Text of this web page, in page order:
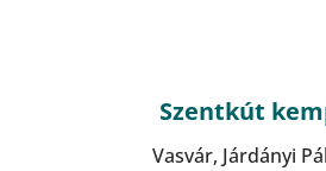
Szentkút
Vasvár, Járdányi